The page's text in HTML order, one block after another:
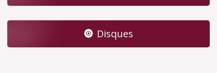
Disques